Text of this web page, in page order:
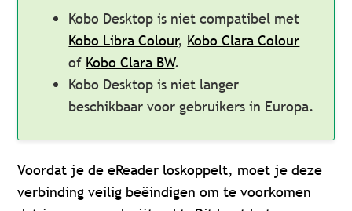
Kobo Desktop is niet compatibel met
Kobo Libra Colour, Kobo Clara Colour
of Kobo Clara BW.
Kobo Desktop is niet langer
beschikbaar voor gebruikers in Europa.
Voordat je de eReader loskoppelt, moet je deze
verbinding veilig beëindigen om te voorkomen